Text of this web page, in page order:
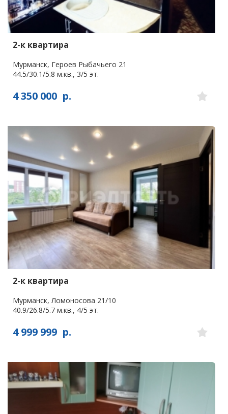
2-к квартира
Мурманск, Героев Рыбачьего 21
44.5/30.1/5.8 м.кв., 3/5 эт.
4 350 000 р.
2-к квартира
Мурманск, Ломоносова 21/10
40.9/26.8/5.7 м.кв., 4/5 эт.
4 999 999 р.